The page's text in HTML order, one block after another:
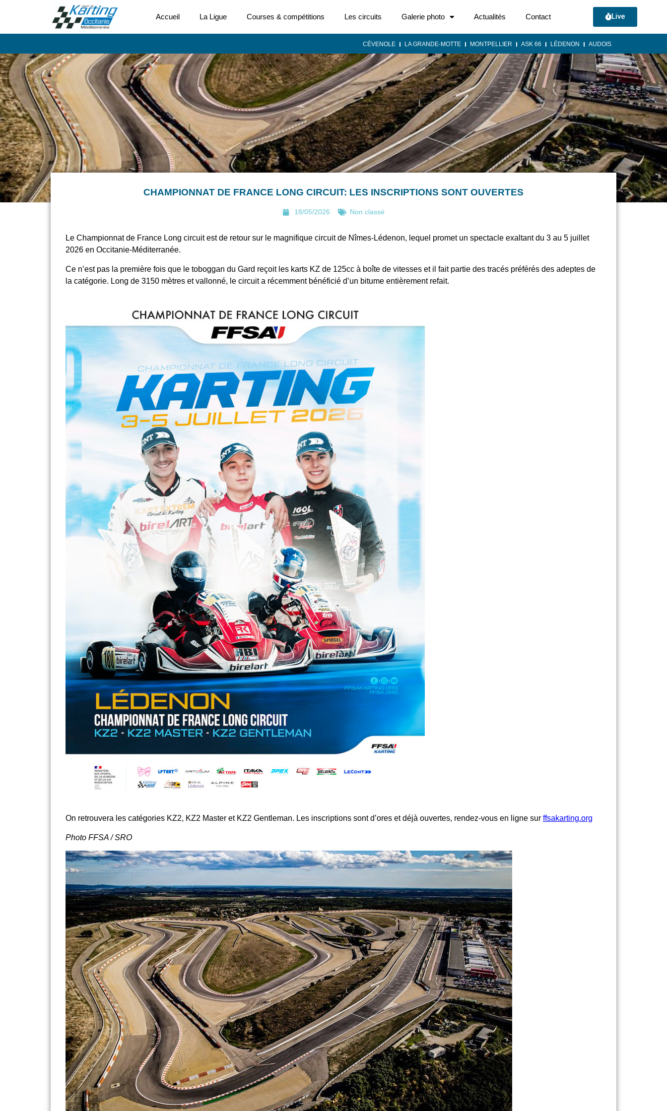
Accueil La Ligue Courses & compétitions Les circuits Galerie photo Actualités Contact Live
CÉVENOLE LA GRANDE-MOTTE MONTPELLIER ASK 66 LÉDENON AUDOIS
CHAMPIONNAT DE FRANCE LONG CIRCUIT: LES INSCRIPTIONS SONT OUVERTES
18/05/2026 Non classé
Le Championnat de France Long circuit est de retour sur le magnifique circuit de Nîmes-Lédenon, lequel promet un spectacle exaltant du 3 au 5 juillet
2026 en Occitanie-Méditerranée.
Ce n’est pas la première fois que le toboggan du Gard reçoit les karts KZ de 125cc à boîte de vitesses et il fait partie des tracés préférés des adeptes de
la catégorie. Long de 3150 mètres et vallonné, le circuit a récemment bénéficié d’un bitume entièrement refait.
On retrouvera les catégories KZ2, KZ2 Master et KZ2 Gentleman. Les inscriptions sont d’ores et déjà ouvertes, rendez-vous en ligne sur ffsakarting.org
Photo FFSA / SRO